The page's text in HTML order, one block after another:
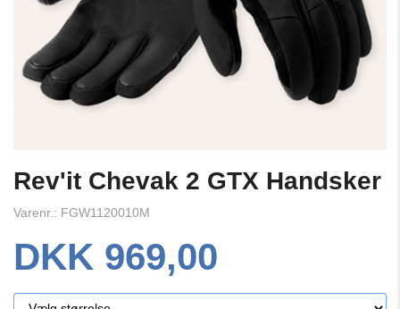
Rev'it Chevak 2 GTX Handsker
Varenr.: FGW1120010M
DKK 969,00